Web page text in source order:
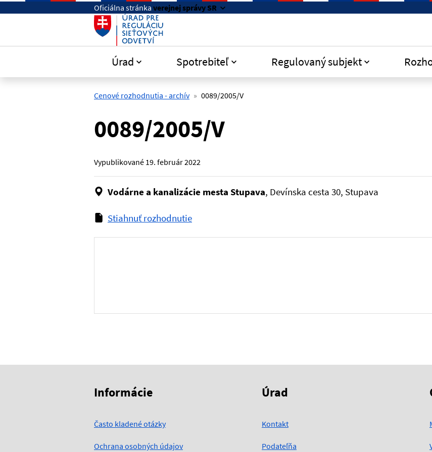
Preskočiť na hlavný obsahOficiálna stránka verejnej správy SR
Úrad Spotrebiteľ Regulovaný subjekt
Cenové rozhodnutia - archív 0089/2005/V
0089/2005/V
Vypublikované 19. február 2022
Vodárne a kanalizácie mesta Stupava, Devínska cesta 30, Stupava
Stiahnuť rozhodnutie
Informácie
Často kladené otázky
Ochrana osobných údajov
Úrad
Kontakt
Podateľňa